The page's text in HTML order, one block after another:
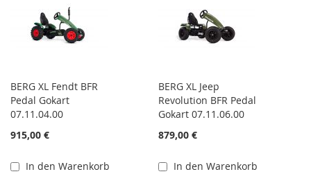
BERG XL Fendt BFR
Pedal Gokart
07.11.04.00
915,00 €
In den Warenkorb
BERG XL Jeep
Revolution BFR Pedal
Gokart 07.11.06.00
879,00 €
In den Warenkorb